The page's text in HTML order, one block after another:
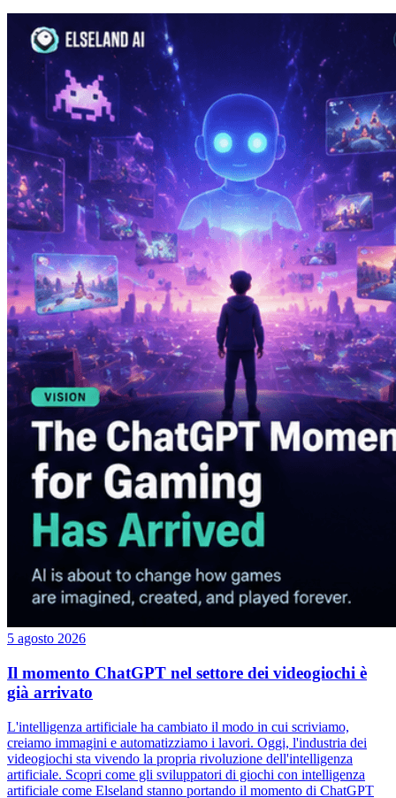
5 agosto 2026
Il momento ChatGPT nel settore dei videogiochi è
già arrivato
L'intelligenza artificiale ha cambiato il modo in cui scriviamo,
creiamo immagini e automatizziamo i lavori. Oggi, l'industria dei
videogiochi sta vivendo la propria rivoluzione dell'intelligenza
artificiale. Scopri come gli sviluppatori di giochi con intelligenza
artificiale come Elseland stanno portando il momento di ChatGPT